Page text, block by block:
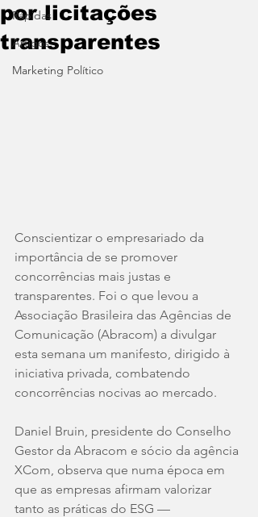
Rápidas
Artigos
Marketing Político
por licitações
transparentes
Conscientizar o empresariado da
importância de se promover
concorrências mais justas e
transparentes. Foi o que levou a
Associação Brasileira das Agências de
Comunicação (Abracom) a divulgar
esta semana um manifesto, dirigido à
iniciativa privada, combatendo
concorrências nocivas ao mercado.
Daniel Bruin, presidente do Conselho
Gestor da Abracom e sócio da agência
XCom, observa que numa época em
que as empresas afirmam valorizar
tanto as práticas do ESG —